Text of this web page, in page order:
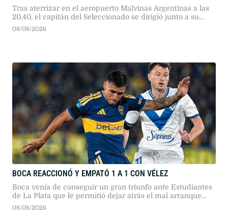
Tras aterrizar en el aeropuerto Malvinas Argentinas a las
20,40, el capitán del Seleccionado se dirigió junto a su
familia hasta el lugar donde están los restos de su padre.
08/08/2026
BOCA REACCIONÓ Y EMPATÓ 1 A 1 CON VÉLEZ
Boca venía de conseguir un gran triunfo ante Estudiantes
de La Plata que le permitió dejar atrás el mal arranque
que había tenido en este Torneo Clausura
08/08/2026